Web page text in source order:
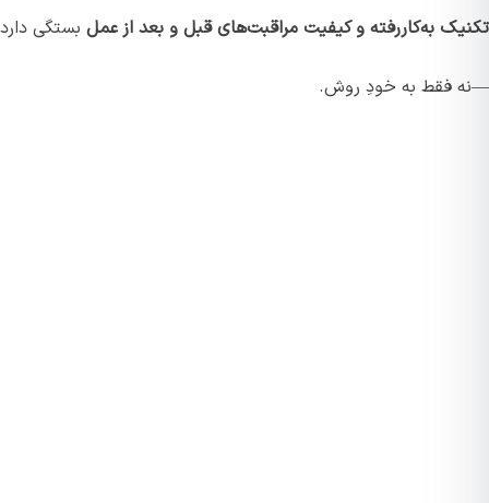
تکنیک به‌کاررفته و کیفیت مراقبت‌های قبل و بعد از عمل بستگی دارد
—نه فقط به خودِ روش.